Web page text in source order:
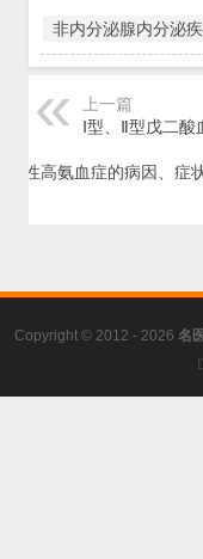
非内分泌腺内分泌
上一篇
Ⅰ型、Ⅱ型戊二
传性高氨血症的病因、症
Copyright © 2012 - 2026 名